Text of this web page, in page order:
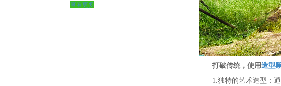
打破传统，使用造型
1.独特的艺术造型：
查看更多